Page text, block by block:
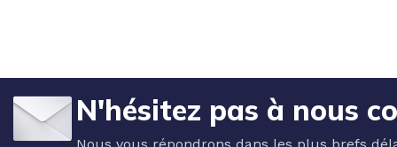
N'hésitez pas à nous
Nous vous répondrons dans les plus brefs